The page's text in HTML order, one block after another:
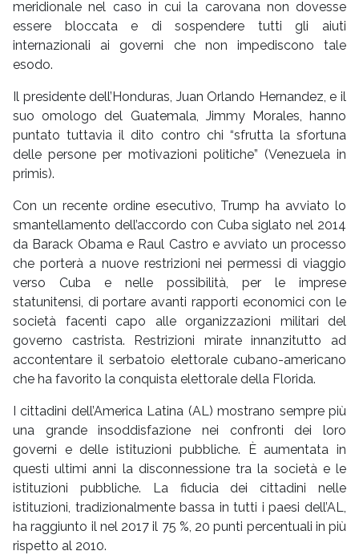
meridionale nel caso in cui la carovana non dovesse
essere bloccata e di sospendere tutti gli aiuti
internazionali ai governi che non impediscono tale
esodo.
Il presidente dell’Honduras, Juan Orlando Hernandez, e il
suo omologo del Guatemala, Jimmy Morales, hanno
puntato tuttavia il dito contro chi “sfrutta la sfortuna
delle persone per motivazioni politiche” (Venezuela in
primis).
Con un recente ordine esecutivo, Trump ha avviato lo
smantellamento dell’accordo con Cuba siglato nel 2014
da Barack Obama e Raul Castro e avviato un processo
che porterà a nuove restrizioni nei permessi di viaggio
verso Cuba e nelle possibilità, per le imprese
statunitensi, di portare avanti rapporti economici con le
società facenti capo alle organizzazioni militari del
governo castrista. Restrizioni mirate innanzitutto ad
accontentare il serbatoio elettorale cubano-americano
che ha favorito la conquista elettorale della Florida.
I cittadini dell’America Latina (AL) mostrano sempre più
una grande insoddisfazione nei confronti dei loro
governi e delle istituzioni pubbliche. È aumentata in
questi ultimi anni la disconnessione tra la società e le
istituzioni pubbliche. La fiducia dei cittadini nelle
istituzioni, tradizionalmente bassa in tutti i paesi dell’AL,
ha raggiunto il nel 2017 il 75 %, 20 punti percentuali in più
rispetto al 2010.